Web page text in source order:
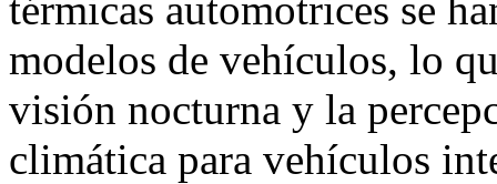
modelos de vehículos, lo
visión nocturna y la
climática para vehículos